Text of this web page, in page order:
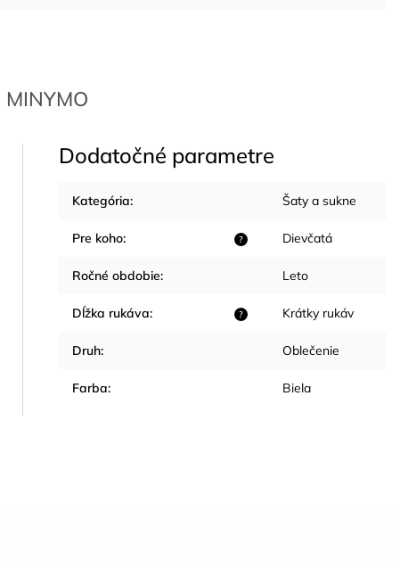
MINYMO
Dodatočné parametre
Kategória: Šaty a sukne
?
Pre koho: Dievčatá
Ročné obdobie: Leto
?
Dĺžka rukáva: Krátky rukáv
Druh: Oblečenie
Farba: Biela